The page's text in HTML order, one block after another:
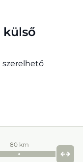
külső
szerelhető
80 km